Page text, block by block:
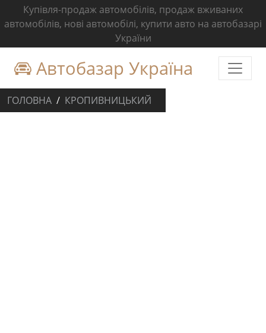
Купівля-продаж автомобілів, продаж вживаних
автомобілів, нові автомобілі, купити авто на автобазарі
України
Автобазар Україна
ГОЛОВНА КРОПИВНИЦЬКИЙ